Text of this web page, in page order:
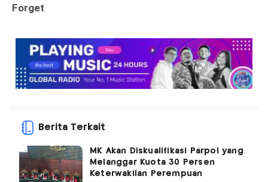
Berita Terkait
MK Akan Diskualifikasi Parpol yang
Melanggar Kuota 30 Persen
Keterwakilan Perempuan